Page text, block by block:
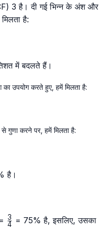
3 है। दी गई भिन्न के अंश और
है:
में बदलते हैं।
उपयोग करते हुए, हमें मिलता है:
गुणा करने पर, हमें मिलता है:
है।
= \frac{3}
4
3
= 75% है, इसलिए, उसका